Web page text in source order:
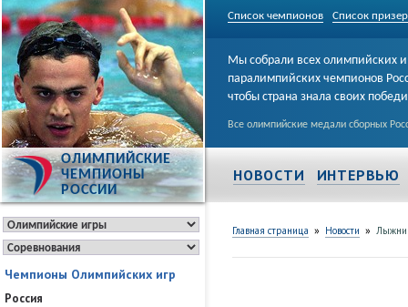
Список чемпионов Список
ОЛИМПИЙСКИЕ
ЧЕМПИОНЫ
РОССИИ
Мы собрали всех олимпийских и
паралимпийских чемпионов
чтобы страна знала своих
Все олимпийские медали сборных
НОВОСТИ ИНТЕРВЬЮ
Чемпионы Олимпийских игр
Россия
Главная страница » Новости »